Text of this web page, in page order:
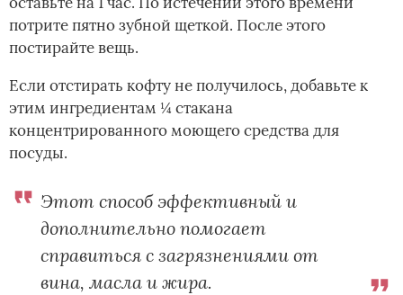
потрите пятно зубной щеткой. После этого
постирайте вещь.
Если отстирать кофту не получилось, добавьте к
этим ингредиентам ¼ стакана
концентрированного моющего средства для
посуды.
Этот способ эффективный и
дополнительно помогает
справиться с загрязнениями от
вина, масла и жира.